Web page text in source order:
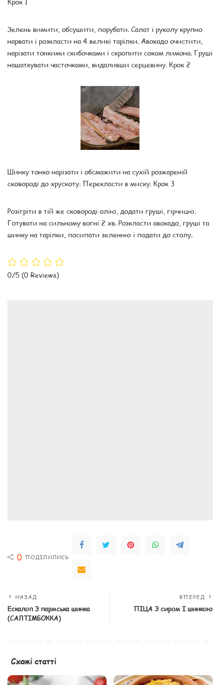
Зелень вимити, обсушити, порубати. Салат і руколу крупно
нарвати і розкласти на 4 великі тарілки. Авокадо очистити,
нарізати тонкими скибочками і скропити соком лимона. Груші
нашаткувати часточками, видаливши серцевину. Крок 2
Шинку тонко нарізати і обсмажити на сухій розжареній
сковороді до хрускоту. Перекласти в миску. Крок 3
Розігріти в тій же сковороді олію, додати груші, гірчицю.
Готувати на сильному вогні 2 хв. Розкласти авокадо, груші та
шинку на тарілки, посипати зеленню і подати до столу.
0/5 (0 Reviews)
0 ПОДІЛИЛИСЬ
НАЗАД
Ескалоп З пармська шинка
(CАЛТІМБОККА)
ВПЕРЕД
ПІЦА З сиром І шинкою
Схожі статті